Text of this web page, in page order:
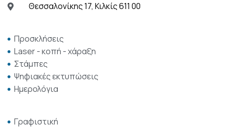
Θεσσαλονίκης 17, Κιλκίς 611 00
Προσκλήσεις
Laser - κοπή - χάραξη
Στάμπες
Ψηφιακές εκτυπώσεις
Ημερολόγια
Γραφιστική